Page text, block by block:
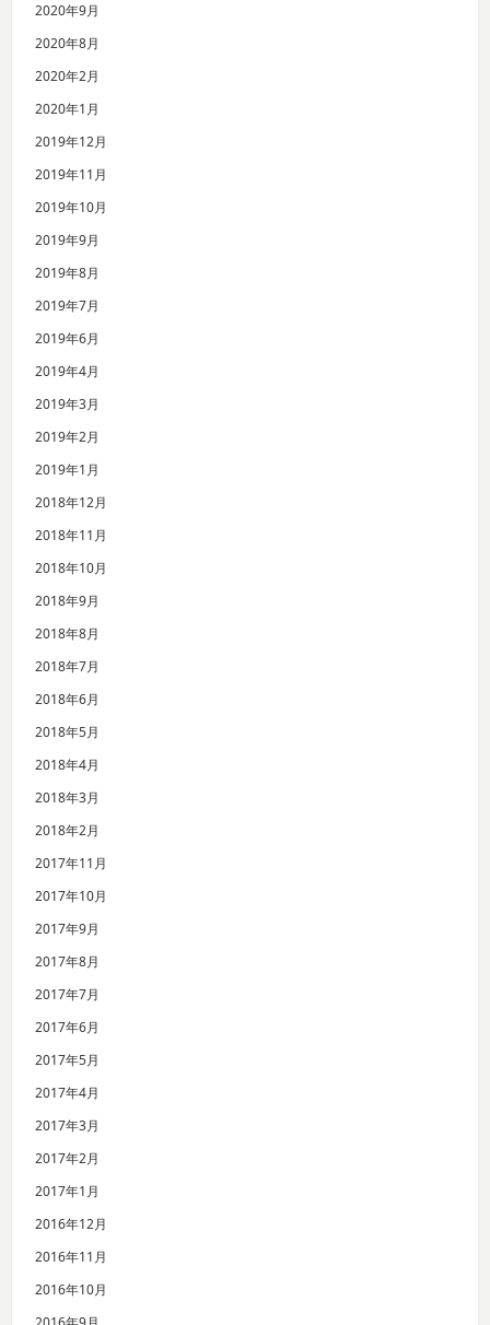
2020年9月
2020年8月
2020年2月
2020年1月
2019年12月
2019年11月
2019年10月
2019年9月
2019年8月
2019年7月
2019年6月
2019年4月
2019年3月
2019年2月
2019年1月
2018年12月
2018年11月
2018年10月
2018年9月
2018年8月
2018年7月
2018年6月
2018年5月
2018年4月
2018年3月
2018年2月
2017年11月
2017年10月
2017年9月
2017年8月
2017年7月
2017年6月
2017年5月
2017年4月
2017年3月
2017年2月
2017年1月
2016年12月
2016年11月
2016年10月